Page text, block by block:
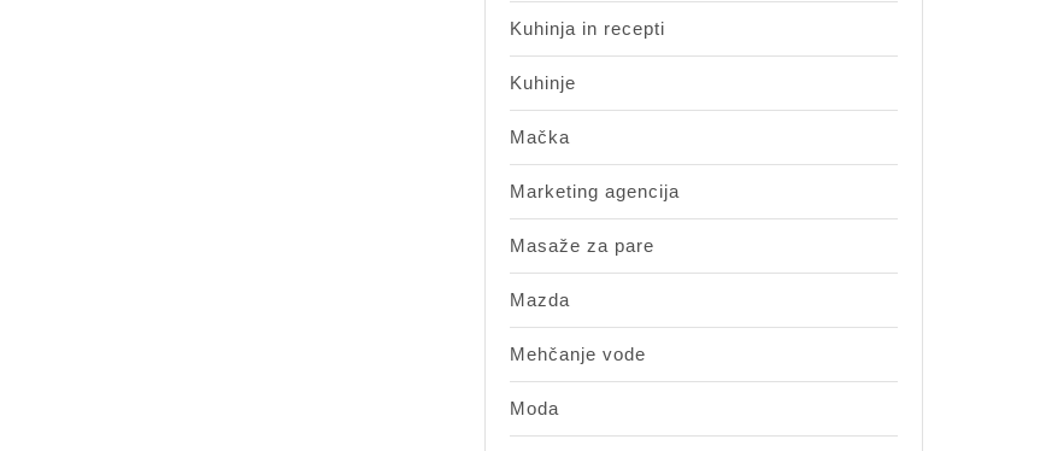
Kuhinja in recepti
Kuhinje
Mačka
Marketing agencija
Masaže za pare
Mazda
Mehčanje vode
Moda